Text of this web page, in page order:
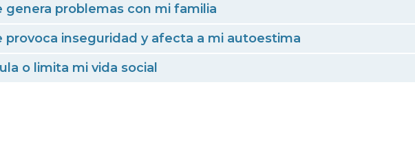
genera problemas con mi familia
provoca inseguridad y afecta a mi autoestima
o limita mi vida social